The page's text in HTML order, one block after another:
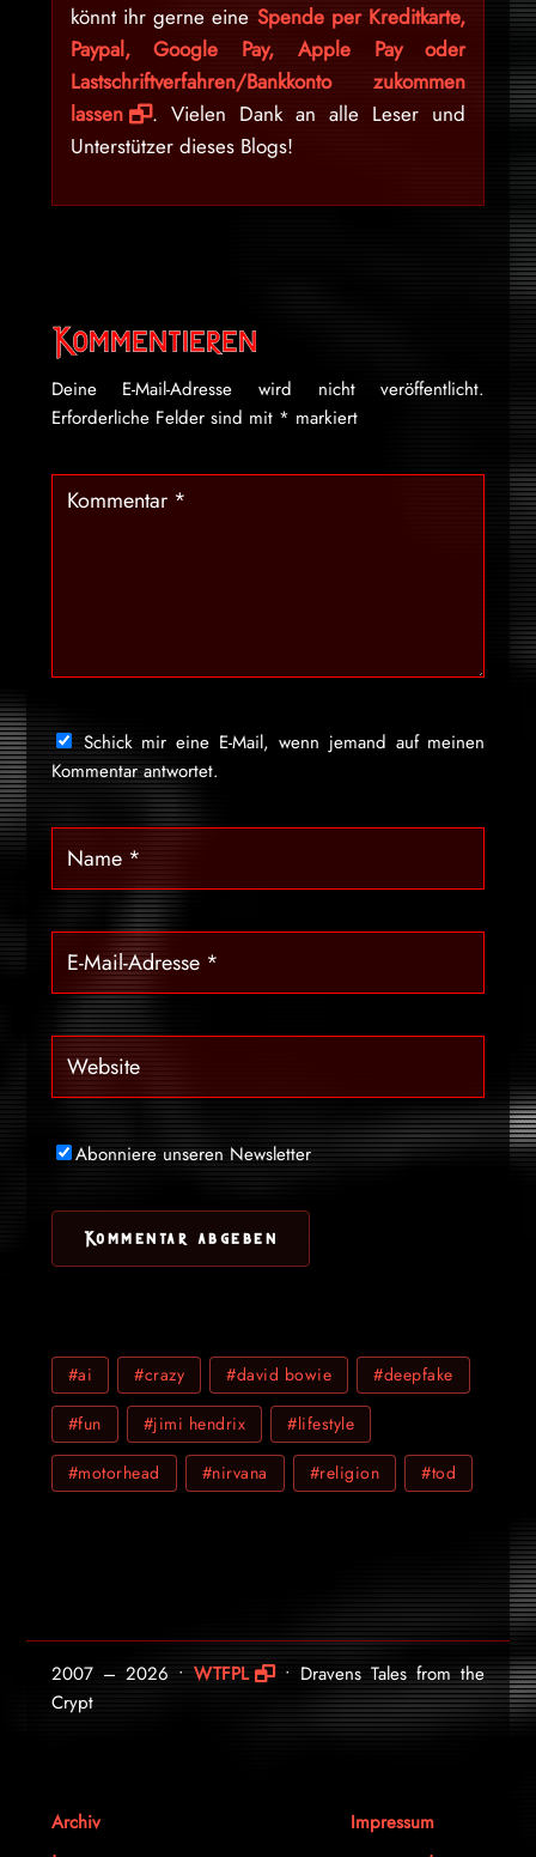
könnt ihr gerne eine Spende per Kreditkarte,
Paypal, Google Pay, Apple Pay oder
Lastschriftverfahren/Bankkonto zukommen
lassen
. Vielen Dank an alle Leser und
Unterstützer dieses Blogs!
Kommentieren
Deine E-Mail-Adresse wird nicht veröffentlicht.
Erforderliche Felder sind mit * markiert
Schick mir eine E-Mail, wenn jemand auf meinen
Kommentar antwortet.
Abonniere unseren Newsletter
#ai #crazy #david bowie #deepfake
#fun #jimi hendrix #lifestyle
#motorhead #nirvana #religion #tod
2007 – 2026 •WTFPL
• Dravens Tales from the
Crypt
Archiv
Impressum
.
.